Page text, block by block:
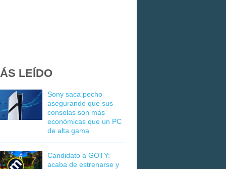
LEÍDO
Sony saca pecho
asegurando que sus
consolas son más
económicas que un PC
de alta gama
Candidato a GOTY:
acaba de estrenarse y